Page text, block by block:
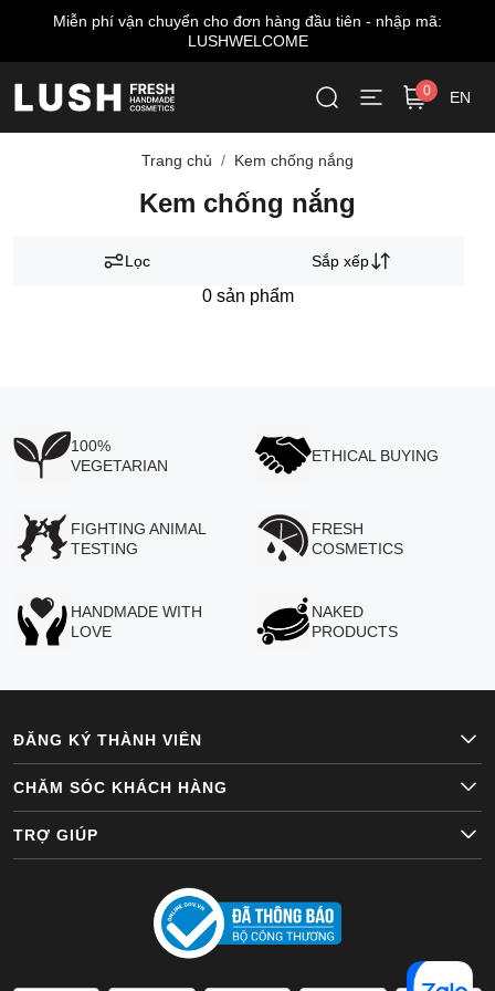
Miễn phí vận chuyển cho đơn hàng đầu tiên - nhập mã:
LUSHWELCOME
0 EN
Trang chủ Kem chống nắng
Kem chống nắng
0sản phẩm
Lọc Sắp xếp
100%
VEGETARIAN
ETHICAL BUYING
FIGHTING ANIMAL
TESTING
FRESH
COSMETICS
HANDMADE WITH
LOVE
NAKED
PRODUCTS
ĐĂNG KÝ THÀNH VIÊN
CHĂM SÓC KHÁCH HÀNG
TRỢ GIÚP